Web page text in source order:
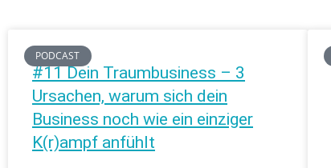
PODCAST
#11 Dein Traumbusiness – 3
Ursachen, warum sich dein
Business noch wie ein einziger
K(r)ampf anfühlt